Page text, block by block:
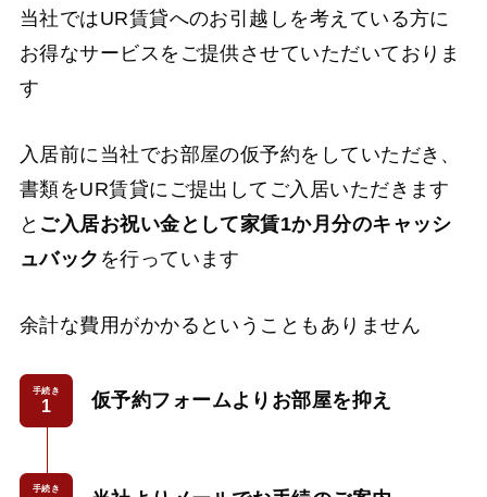
当社ではUR賃貸へのお引越しを考えている方に
お得なサービスをご提供させていただいておりま
す
入居前に当社でお部屋の仮予約をしていただき、
書類をUR賃貸にご提出してご入居いただきます
と ご入居お祝い金として家賃1か月分のキャッシ
ュバック を行っています
余計な費用がかかるということもありません
手続き 仮予約フォームよりお部屋を抑え
手続き